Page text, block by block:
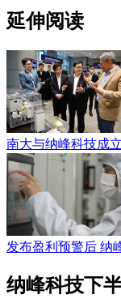
延伸阅读
南大与纳峰科技成
发布盈利预警后 纳
纳峰科技下